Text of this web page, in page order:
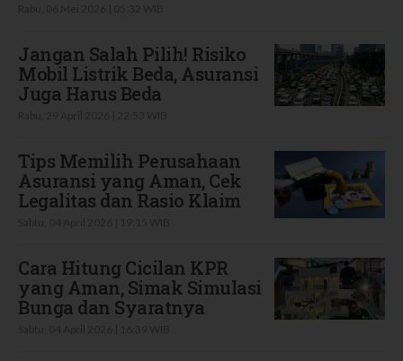
Jangan Salah Pilih! Risiko
Mobil Listrik Beda, Asuransi
Juga Harus Beda
Tips Memilih Perusahaan
Asuransi yang Aman, Cek
Legalitas dan Rasio Klaim
Cara Hitung Cicilan KPR
yang Aman, Simak Simulasi
Bunga dan Syaratnya